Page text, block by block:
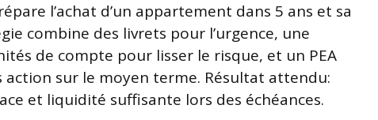
l’achat d’un appartement dans 5 ans et sa
combine des livrets pour l’urgence, une
de compte pour lisser le risque, et un PEA
sur le moyen terme. Résultat attendu:
et liquidité suffisante lors des échéances.